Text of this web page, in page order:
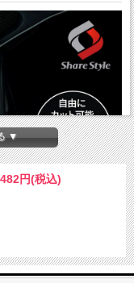
▼
円(税込)